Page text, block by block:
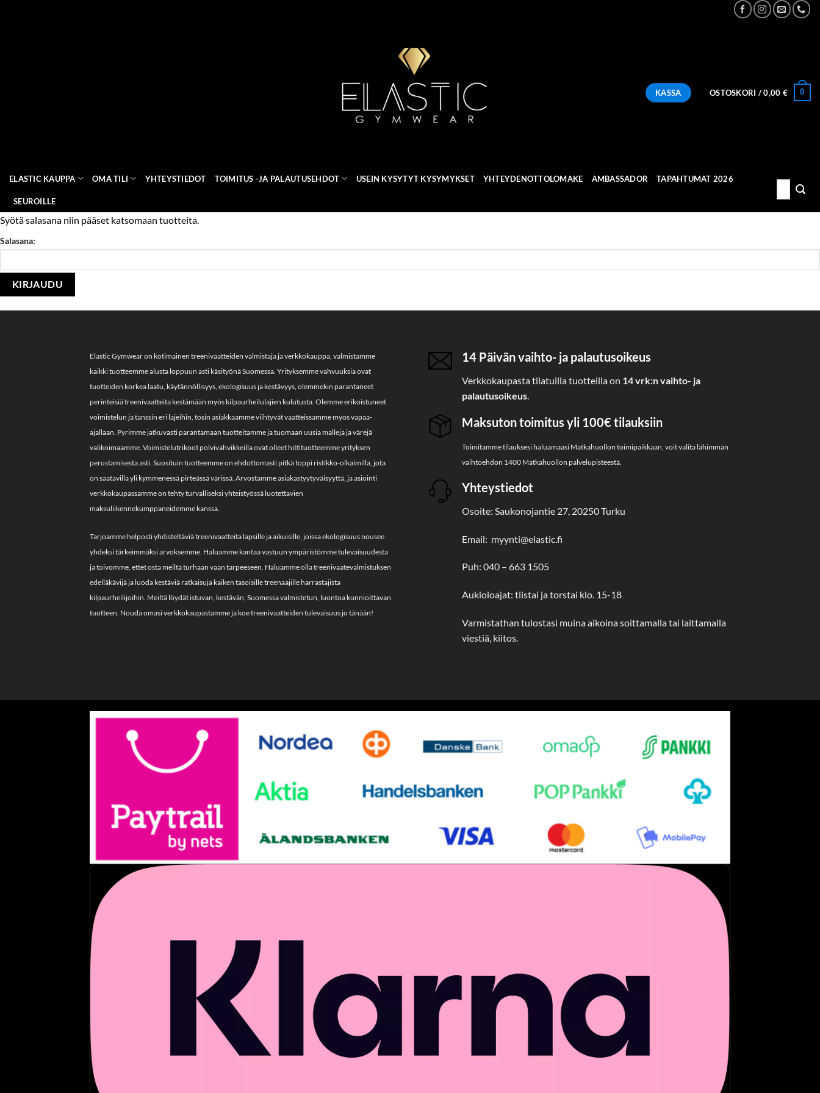
KASSA OSTOSKORI /0,00 € 0
ELASTIC KAUPPA OMA TILI YHTEYSTIEDOT TOIMITUS -JA PALAUTUSEHDOT USEIN KYSYTYT KYSYMYKSET YHTEYDENOTTOLOMAKE AMBASSADOR TAPAHTUMAT 2026
SEUROILLE
Syötä salasana niin pääset katsomaan tuotteita.
Salasana:
Elastic Gymwear on kotimainen treenivaatteiden valmistaja ja verkkokauppa, valmistamme
kaikki tuotteemme alusta loppuun asti käsityönä Suomessa. Yrityksemme vahvuuksia ovat
tuotteiden korkea laatu, käytännöllisyys, ekologisuus ja kestävyys, olemmekin parantaneet
perinteisiä treenivaatteita kestämään myös kilpaurheilulajien kulutusta. Olemme erikoistuneet
voimistelun ja tanssin eri lajeihin, tosin asiakkaamme viihtyvät vaatteissamme myös vapaa-
ajallaan. Pyrimme jatkuvasti parantamaan tuotteitamme ja tuomaan uusia malleja ja värejä
valikoimaamme. Voimistelutrikoot polvivahvikkeilla ovat olleet hittituotteemme yrityksen
perustamisesta asti. Suosituin tuotteemme on ehdottomasti pitkä toppi ristikko-olkaimilla, jota
on saatavilla yli kymmenessä pirteässä värissä. Arvostamme asiakastyytyväisyyttä, ja asiointi
verkkokaupassamme on tehty turvalliseksi yhteistyössä luotettavien
maksuliikennekumppaneidemme kanssa.
Tarjoamme helposti yhdisteltäviä treenivaatteita lapsille ja aikuisille, joissa ekologisuus nousee
yhdeksi tärkeimmäksi arvoksemme. Haluamme kantaa vastuun ympäristömme tulevaisuudesta
ja toivomme, ettet osta meiltä turhaan vaan tarpeeseen. Haluamme olla treenivaatevalmistuksen
edelläkävijä ja luoda kestäviä ratkaisuja kaiken tasoisille treenaajille harrastajista
kilpaurheilijoihin. Meiltä löydät istuvan, kestävän, Suomessa valmistetun, luontoa kunnioittavan
tuotteen. Nouda omasi verkkokaupastamme ja koe treenivaatteiden tulevaisuus jo tänään!
14 Päivän vaihto- ja palautusoikeus
Verkkokaupasta tilatuilla tuotteilla on 14 vrk:n vaihto- ja
palautusoikeus.
Maksuton toimitus yli 100€ tilauksiin
Toimitamme tilauksesi haluamaasi Matkahuollon toimipaikkaan, voit valita lähimmän
vaihtoehdon 1400 Matkahuollon palvelupisteestä.
Yhteystiedot
Osoite: Saukonojantie 27, 20250 Turku
Email: myynti@elastic.fi
Puh: 040 – 663 1505
Aukioloajat: tiistai ja torstai klo. 15-18
Varmistathan tulostasi muina aikoina soittamalla tai laittamalla
viestiä, kiitos.